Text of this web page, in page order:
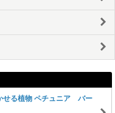
せる植物 ペチュニア バー